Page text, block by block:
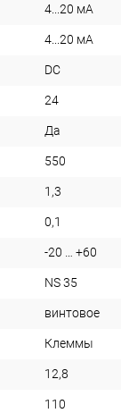
4...20 мА
4...20 мА
DC
24
Да
550
1,3
0,1
-20 … +60
NS 35
винтовое
Клеммы
12,8
110